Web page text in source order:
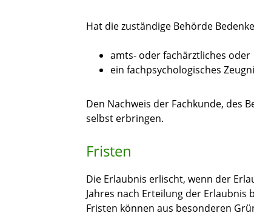
Hat die zuständige Behörde
amts- oder fachärztliches oder
ein fachpsychologisches
Den Nachweis der Fachkunde, des
selbst erbringen.
Fristen
Die Erlaubnis erlischt, wenn der
Jahres nach Erteilung der
Fristen können aus besonderen